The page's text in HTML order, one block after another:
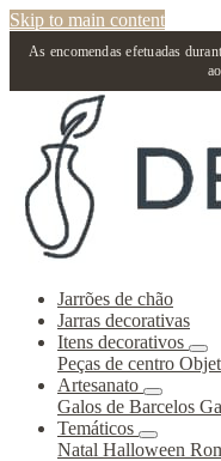
Skip to main content
As encomendas efetuadas
Jarrões de chão
Jarras decorativas
Itens decorativos
Peças de centro
Artesanato
Galos de Barcelos
Temáticos
Natal Halloween